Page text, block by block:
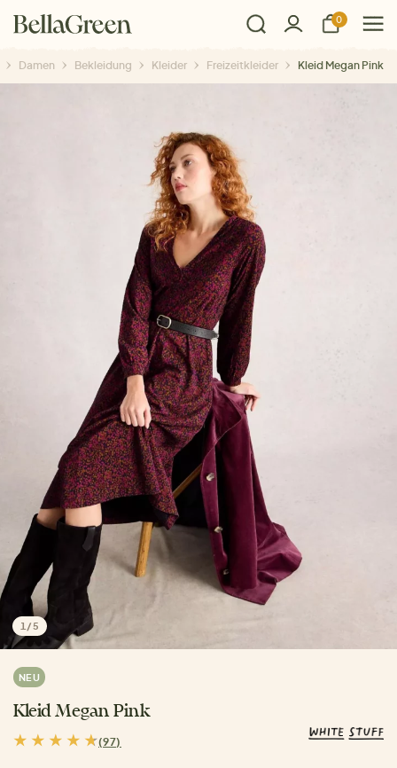
0
Damen Bekleidung Kleider Freizeitkleider Kleid Megan Pink
1 /5
NEU
Kleid Megan Pink
(97)